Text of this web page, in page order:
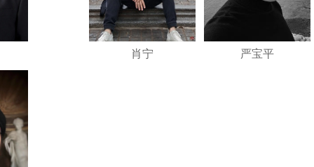
肖宁 严宝平